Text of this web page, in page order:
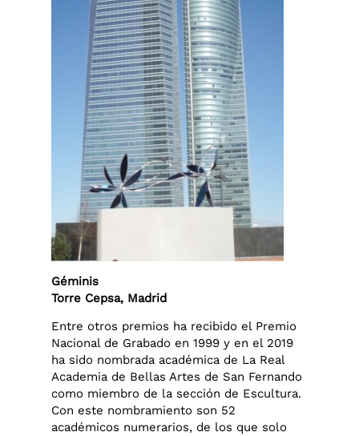
Géminis
Torre Cepsa, Madrid
Entre otros premios ha recibido el Premio
Nacional de Grabado en 1999 y en el 2019
ha sido nombrada académica de La Real
Academia de Bellas Artes de San Fernando
como miembro de la sección de Escultura.
Con este nombramiento son 52
académicos numerarios, de los que solo